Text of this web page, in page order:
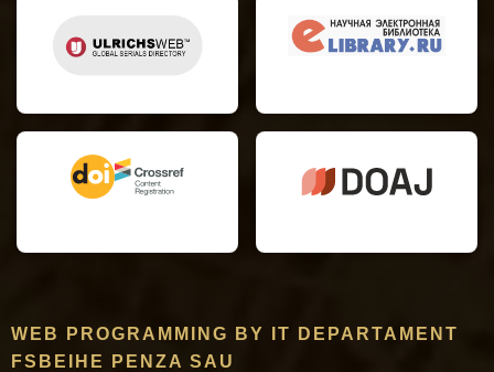
WEB PROGRAMMING BY IT DEPARTAMENT
FSBEIHE PENZA SAU